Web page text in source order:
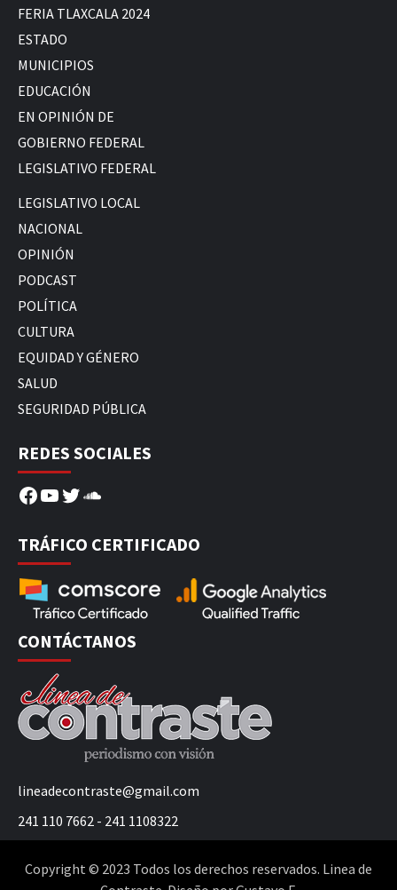
FERIA TLAXCALA 2024
ESTADO
MUNICIPIOS
EDUCACIÓN
EN OPINIÓN DE
GOBIERNO FEDERAL
LEGISLATIVO FEDERAL
LEGISLATIVO LOCAL
NACIONAL
OPINIÓN
PODCAST
POLÍTICA
CULTURA
EQUIDAD Y GÉNERO
SALUD
SEGURIDAD PÚBLICA
REDES SOCIALES
Facebook
YouTube
Twitter
SoundCloud
TRÁFICO CERTIFICADO
CONTÁCTANOS
lineadecontraste@gmail.com
241 110 7662 - 241 1108322
Copyright © 2023 Todos los derechos reservados. Linea de